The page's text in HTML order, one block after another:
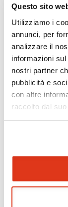
Questo sito
Utilizziamo i
annunci, per
analizzare il
informazioni
nostri partner
pubblicità e
con altre
raccolto dal
Se conosci poco
giusto per te.
Prova la
Sei viaggiatore/trice che non trova un’agenzia vicina o sei
agente e vuoi
Chiedi un